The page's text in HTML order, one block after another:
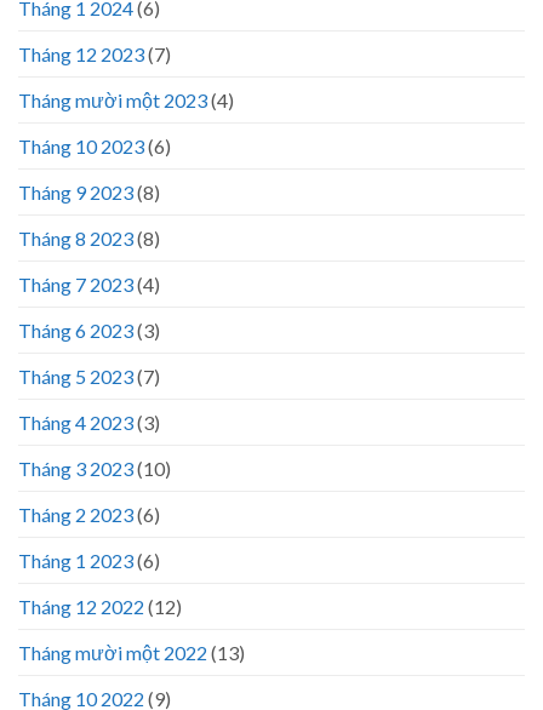
Tháng 1 2024(6)
Tháng 12 2023(7)
Tháng mười một 2023(4)
Tháng 10 2023(6)
Tháng 9 2023(8)
Tháng 8 2023(8)
Tháng 7 2023(4)
Tháng 6 2023(3)
Tháng 5 2023(7)
Tháng 4 2023(3)
Tháng 3 2023(10)
Tháng 2 2023(6)
Tháng 1 2023(6)
Tháng 12 2022 (12)
Tháng mười một 2022 (13)
Tháng 10 2022 (9)